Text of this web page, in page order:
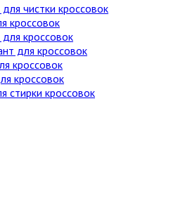
чистки кроссовок
кроссовок
кроссовок
для кроссовок
кроссовок
кроссовок
стирки кроссовок